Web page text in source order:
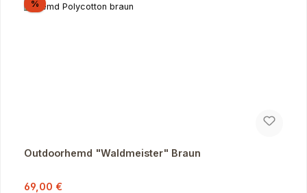
%Rabatt
Outdoorhemd "Waldmeister" Braun
Verkaufspreis:
69,00 €